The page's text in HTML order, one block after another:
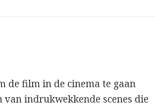
de film in de cinema te gaan
indrukwekkende scenes die